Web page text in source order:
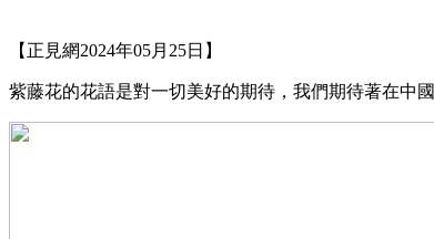
【正見網2024年05月25日】
紫藤花的花語是對一切美好的期待，我們期待著在中